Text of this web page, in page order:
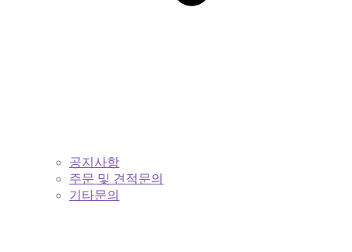
공지사항
주문 및 견적문의
기타문의